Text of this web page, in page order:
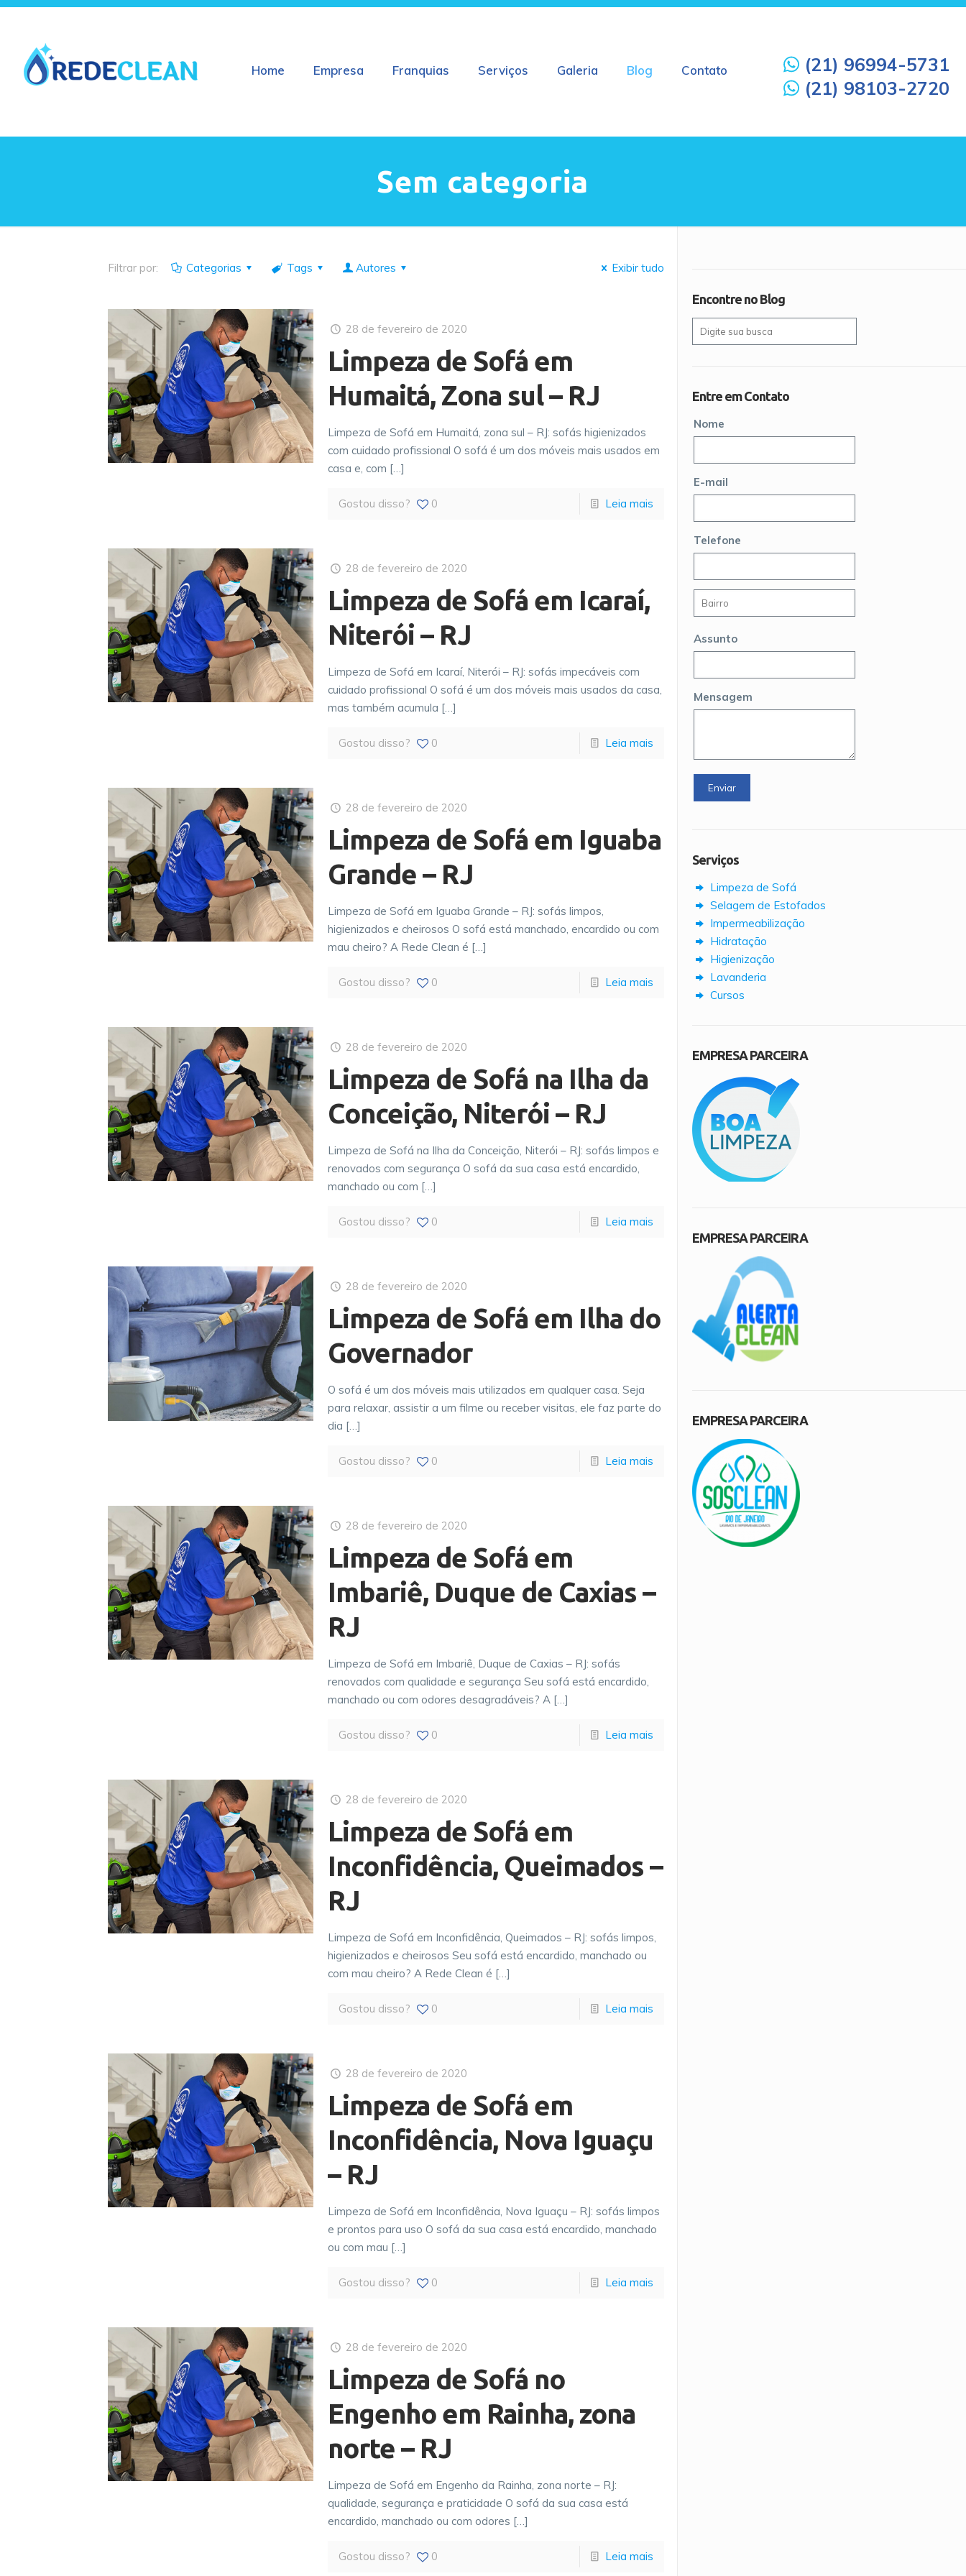
Home Empresa Franquias Serviços Galeria Blog Contato
(21) 96994-5731
(21) 98103-2720
Sem categoria
Filtrar por: Categorias Tags Autores Exibir tudo
28 de fevereiro de 2020
Limpeza de Sofá em
Humaitá, Zona sul – RJ
Limpeza de Sofá em Humaitá, zona sul – RJ: sofás higienizados
com cuidado profissional O sofá é um dos móveis mais usados em
casa e, com […]
Gostou disso? 0 Leia mais
28 de fevereiro de 2020
Limpeza de Sofá em Icaraí,
Niterói – RJ
Limpeza de Sofá em Icaraí, Niterói – RJ: sofás impecáveis com
cuidado profissional O sofá é um dos móveis mais usados da casa,
mas também acumula […]
Gostou disso? 0 Leia mais
28 de fevereiro de 2020
Limpeza de Sofá em Iguaba
Grande – RJ
Limpeza de Sofá em Iguaba Grande – RJ: sofás limpos,
higienizados e cheirosos O sofá está manchado, encardido ou com
mau cheiro? A Rede Clean é […]
Gostou disso? 0 Leia mais
28 de fevereiro de 2020
Limpeza de Sofá na Ilha da
Conceição, Niterói – RJ
Limpeza de Sofá na Ilha da Conceição, Niterói – RJ: sofás limpos e
renovados com segurança O sofá da sua casa está encardido,
manchado ou com […]
Gostou disso? 0 Leia mais
28 de fevereiro de 2020
Limpeza de Sofá em Ilha do
Governador
O sofá é um dos móveis mais utilizados em qualquer casa. Seja
para relaxar, assistir a um filme ou receber visitas, ele faz parte do
dia […]
Gostou disso? 0 Leia mais
28 de fevereiro de 2020
Limpeza de Sofá em
Imbariê, Duque de Caxias –
RJ
Limpeza de Sofá em Imbariê, Duque de Caxias – RJ: sofás
renovados com qualidade e segurança Seu sofá está encardido,
manchado ou com odores desagradáveis? A […]
Gostou disso? 0 Leia mais
28 de fevereiro de 2020
Limpeza de Sofá em
Inconfidência, Queimados –
RJ
Limpeza de Sofá em Inconfidência, Queimados – RJ: sofás limpos,
higienizados e cheirosos Seu sofá está encardido, manchado ou
com mau cheiro? A Rede Clean é […]
Gostou disso? 0 Leia mais
28 de fevereiro de 2020
Limpeza de Sofá em
Inconfidência, Nova Iguaçu
– RJ
Limpeza de Sofá em Inconfidência, Nova Iguaçu – RJ: sofás limpos
e prontos para uso O sofá da sua casa está encardido, manchado
ou com mau […]
Gostou disso? 0 Leia mais
28 de fevereiro de 2020
Limpeza de Sofá no
Engenho em Rainha, zona
norte – RJ
Limpeza de Sofá em Engenho da Rainha, zona norte – RJ:
qualidade, segurança e praticidade O sofá da sua casa está
encardido, manchado ou com odores […]
Gostou disso? 0 Leia mais
Encontre no Blog
Entre em Contato
Nome
E-mail
Telefone
Assunto
Mensagem
Serviços
Limpeza de Sofá
Selagem de Estofados
Impermeabilização
Hidratação
Higienização
Lavanderia
Cursos
EMPRESA PARCEIRA
EMPRESA PARCEIRA
EMPRESA PARCEIRA